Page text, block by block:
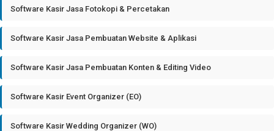
Software Kasir Jasa Fotokopi & Percetakan
Software Kasir Jasa Pembuatan Website & Aplikasi
Software Kasir Jasa Pembuatan Konten & Editing Video
Software Kasir Event Organizer (EO)
Software Kasir Wedding Organizer (WO)